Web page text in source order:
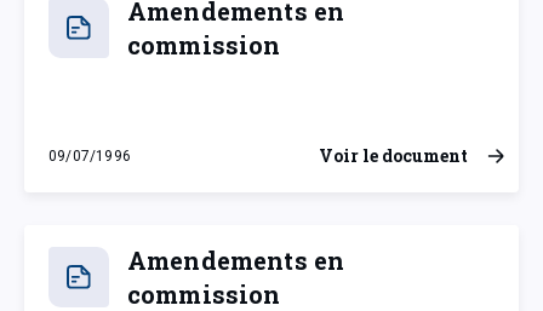
Amendements en
commission
09/07/1996
mardi 9 juillet 1996
Voir le document
Amendements en
commission